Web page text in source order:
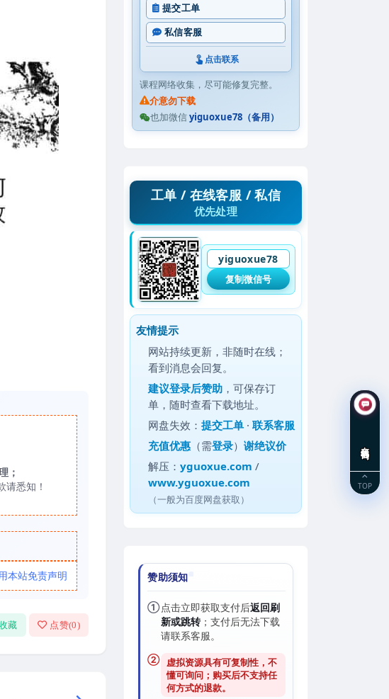
；
悉知！
本站免责声明
藏 点赞(0)
提交工单
私信客服
点击联系
课程网络收集，尽可能修复完整。
介意勿下载
也加微信yiguoxue78（备用）
工单 / 在线客服 / 私信
优先处理
yiguoxue78
复制微信号
友情提示
网站持续更新，非随时在线；
看到消息会回复。
建议登录后赞助 ，可保存订
单，随时查看下载地址。
网盘失效：提交工单 ·联系客服
充值优惠 （需登录）谢绝议价
解压：yguoxue.com /
www.yguoxue.com
（一般为百度网盘获取）
赞助须知
①点击立即获取支付后返回刷
新或跳转；支付后无法下载
请联系客服。
②
虚拟资源具有可复制性，不
懂可询问；购买后不支持任
何方式的退款。
TOP